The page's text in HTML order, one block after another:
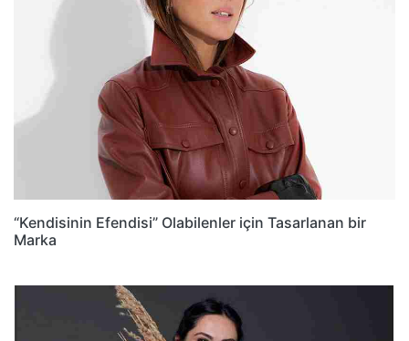
“Kendisinin Efendisi” Olabilenler için Tasarlanan bir
Marka